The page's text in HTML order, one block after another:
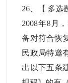
26 、【 多选
2008年8月
备对符合恢
民政局特邀
出以下五条